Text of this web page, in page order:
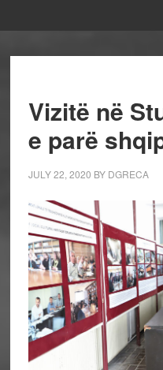
Vizitë në
e parë
JULY 22, 2020 BY DGRECA